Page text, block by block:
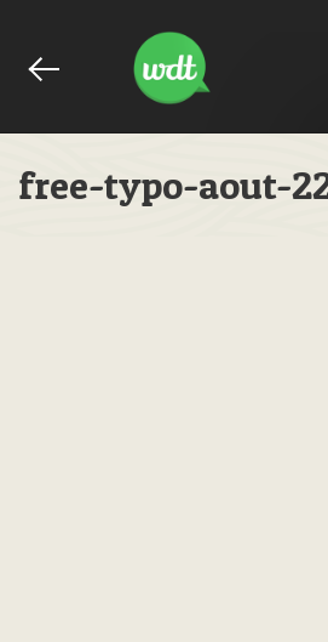
free-typo-aout-